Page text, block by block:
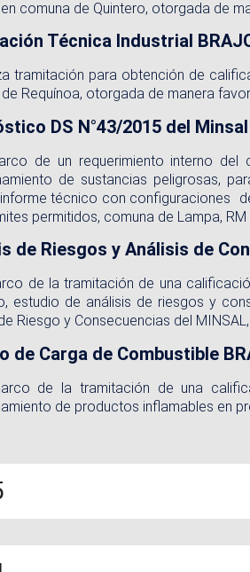
comuna de Quintero, otorgada de
Técnica Industrial
tramitación para obtención de
Requínoa, otorgada de manera
DS N°43/2015 del Minsal
de un requerimiento interno del
de sustancias peligrosas,
técnico con configuraciones
permitidos, comuna de Lampa,
de Riesgos y Análisis de
de la tramitación de una
estudio de análisis de riesgos y
Riesgo y Consecuencias del
de Carga de Combustible
de la tramitación de una
de productos inflamables en